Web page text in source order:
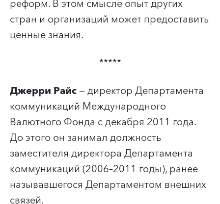
реформ. В этом смысле опыт других
стран и организаций может предоставить
ценные знания.
*****
Джерри Райс— директор Департамента
коммуникаций Международного
Валютного Фонда с декабря 2011 года.
До этого он занимал должность
заместителя директора Департамента
коммуникаций (2006–2011 годы), ранее
называвшегося Департаментом внешних
связей.